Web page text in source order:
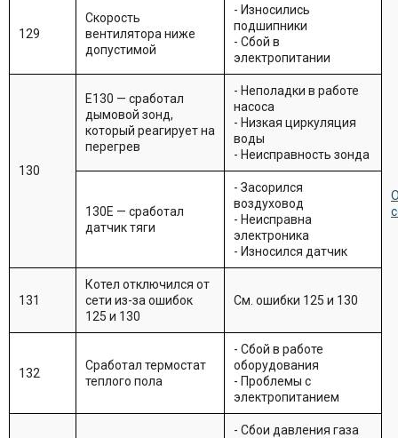
129
Скорость
вентилятора ниже
допустимой
- Износились
подшипники
- Сбой в
электропитании
130
E130 — сработал
дымовой зонд,
который реагирует на
перегрев
- Неполадки в работе
насоса
- Низкая циркуляция
воды
- Неисправность зонда
130E — сработал
датчик тяги
- Засорился
воздуховод
- Неисправна
электроника
- Износился датчик
131
Котел отключился от
сети из-за ошибок
125 и 130
См. ошибки 125 и 130
132
Сработал термостат
теплого пола
- Сбой в работе
оборудования
- Проблемы с
электропитанием
- Сбои давления газа